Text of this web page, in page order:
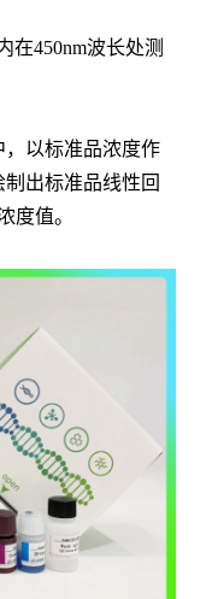
在450nm波长处测
，以标准品浓度作
出标准品线性回
度值。